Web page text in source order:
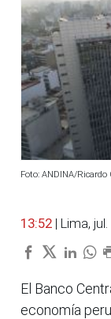
Foto: ANDINA/Ricardo
13:52 | Lima, jul.
El Banco
economía